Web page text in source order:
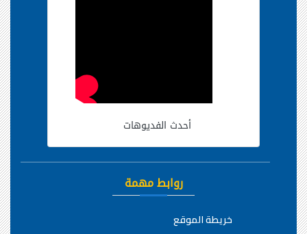
أحدث الفديوهات
روابط مهمة
خريطة الموقع